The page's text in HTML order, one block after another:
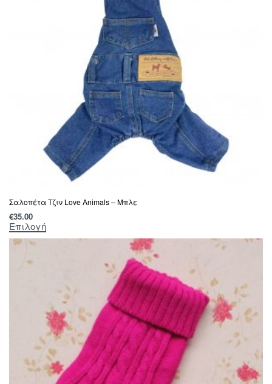
Σαλοπέτα Τζιν Love Animals – Μπλε
€35.00
Επιλογή